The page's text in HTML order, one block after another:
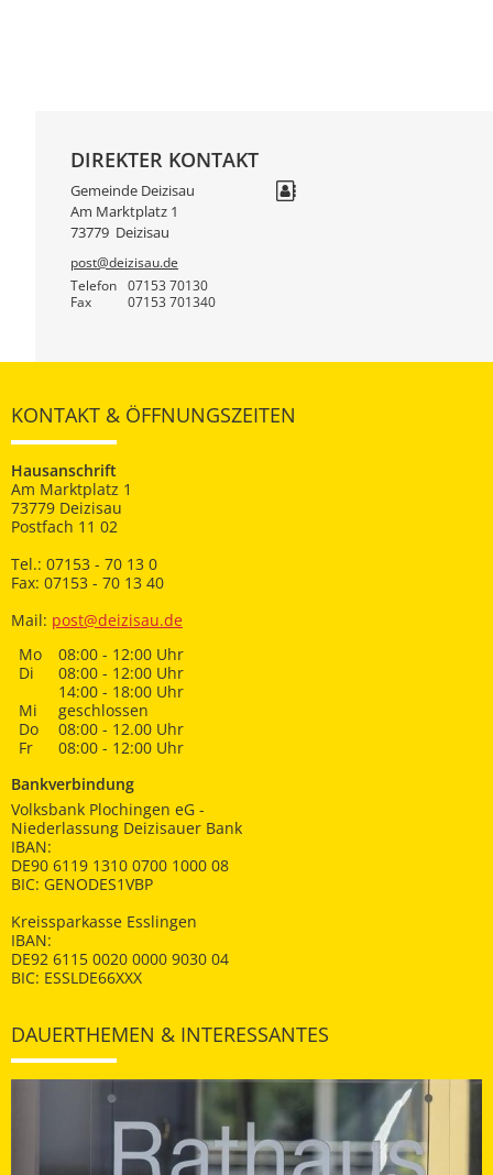
DIREKTER KONTAKT
Gemeinde Deizisau
Am Marktplatz 1
73779 Deizisau
post@deizisau.de
Telefon
07153 70130
Fax 07153 701340
KONTAKT & ÖFFNUNGSZEITEN
Hausanschrift
Am Marktplatz 1
73779 Deizisau
Postfach 11 02
Tel.: 07153 - 70 13 0
Fax: 07153 - 70 13 40
Mail: post@deizisau.de
Mo
08:00 - 12:00 Uhr
Di
08:00 - 12:00 Uhr
14:00 - 18:00 Uhr
Mi
geschlossen
Do
08:00 - 12.00 Uhr
Fr
08:00 - 12:00 Uhr
Bankverbindung
Volksbank Plochingen eG -
Niederlassung Deizisauer Bank
IBAN:
DE90 6119 1310 0700 1000 08
BIC: GENODES1VBP
Kreissparkasse Esslingen
IBAN:
DE92 6115 0020 0000 9030 04
BIC: ESSLDE66XXX
DAUERTHEMEN & INTERESSANTES